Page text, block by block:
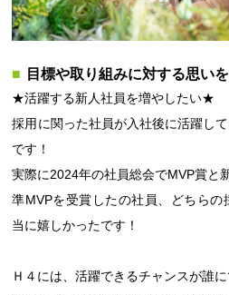
目標や取り組みに対する思い
★活躍する新人社員を増やしたい★
採用に関った社員が入社後に活躍し
です！
実際に2024年の社員総会でMVP賞と
準MVPを受賞したの社員、どちら
当に嬉しかったです！
Ｈ４には、活躍できるチャンスが誰